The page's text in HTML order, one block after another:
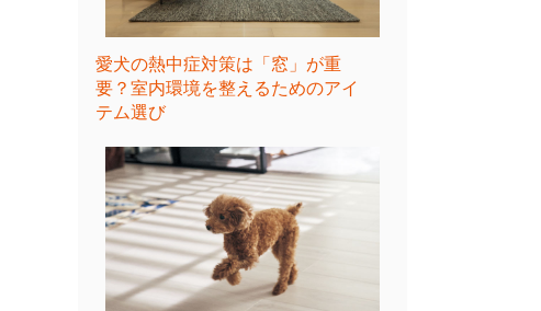
愛犬の熱中症対策は「窓」が重
要？室内環境を整えるためのアイ
テム選び